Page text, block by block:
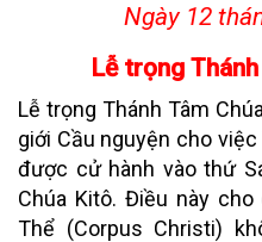
Ngày 12
Lễ trọng
Lễ trọng Thánh Tâm
giới Cầu nguyện cho
được cử hành vào thứ
Chúa Kitô. Điều này
Thể (Corpus Christi)